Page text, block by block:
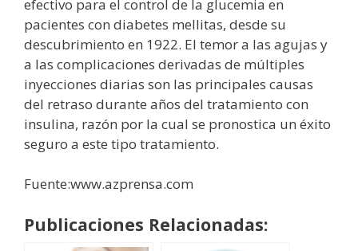
efectivo para el control de la glucemia en
pacientes con diabetes mellitas, desde su
descubrimiento en 1922. El temor a las agujas y
a las complicaciones derivadas de múltiples
inyecciones diarias son las principales causas
del retraso durante años del tratamiento con
insulina, razón por la cual se pronostica un éxito
seguro a este tipo tratamiento.
Fuente:www.azprensa.com
Publicaciones Relacionadas: